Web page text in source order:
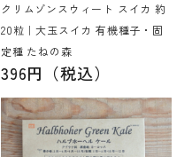
クリムゾンスウィート スイカ 約
20粒｜大玉スイカ 有機種子・固
定種 たねの森
396円（税込）